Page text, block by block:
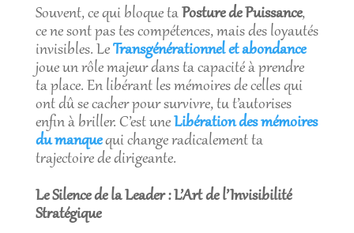
Souvent, ce qui bloque taPosture de Puissance,
ce ne sont pas tes compétences, mais des loyautés
invisibles. LeTransgénérationnel et abondance
joue un rôle majeur dans ta capacité à prendre
ta place. En libérant les mémoires de celles qui
ont dû se cacher pour survivre, tu t’autorises
enfin à briller. C’est uneLibération des mémoires
du manquequi change radicalement ta
trajectoire de dirigeante.
Le Silence de la Leader : L’Art de l’Invisibilité
Stratégique